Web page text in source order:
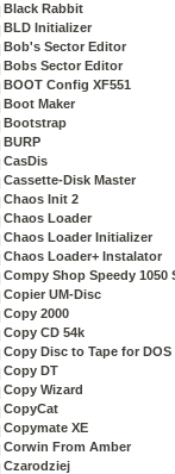
Black Rabbit
BLD Initializer
Bob's Sector Editor
Bobs Sector Editor
BOOT Config XF551
Boot Maker
Bootstrap
BURP
CasDis
Cassette-Disk Master
Chaos Init 2
Chaos Loader
Chaos Loader Initializer
Chaos Loader+ Instalator
Compy Shop Speedy 1050
Copier UM-Disc
Copy 2000
Copy CD 54k
Copy Disc to Tape for DOS
Copy DT
Copy Wizard
CopyCat
Copymate XE
Corwin From Amber
Czarodziej